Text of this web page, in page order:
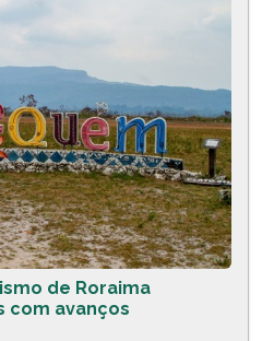
de Roraima
com avanços